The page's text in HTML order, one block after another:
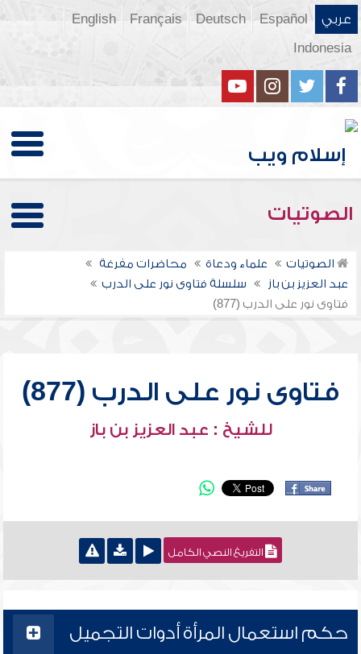
عربي Español
Deutsch
Français
English
Indonesia
الصوتيات
الصوتيات علماء ودعاة
محاضرات مفرغة
عبد العزيز بن باز
سلسلة فتاوى نور على الدرب
فتاوى نور على الدرب (877)
فتاوى نور على الدرب (877)
للشيخ : عبد العزيز بن باز
التفريغ النصي الكامل
حكم استعمال المرأة أدوات التجميل